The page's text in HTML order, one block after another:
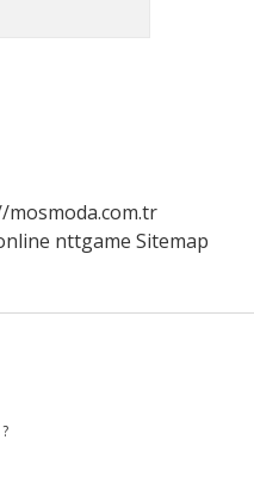
mosmoda.com.tr
nttgame Sitemap